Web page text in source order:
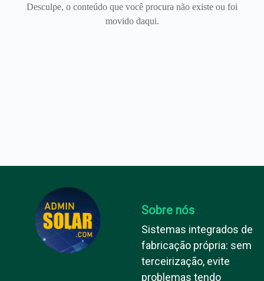
Desculpe, o conteúdo que você procura não existe ou foi
movido daqui.
Sobre nós
Sistemas integrados de
fabricação própria: sem
terceirização, evite
problemas tendo